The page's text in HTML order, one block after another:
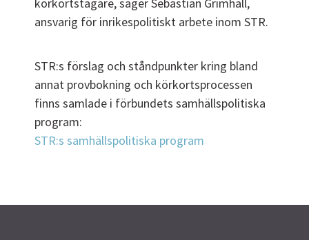
ansvarig för inrikespolitiskt arbete inom STR.
STR:s förslag och ståndpunkter kring bland
annat provbokning och körkortsprocessen
finns samlade i förbundets samhällspolitiska
program:
STR:s samhällspolitiska program